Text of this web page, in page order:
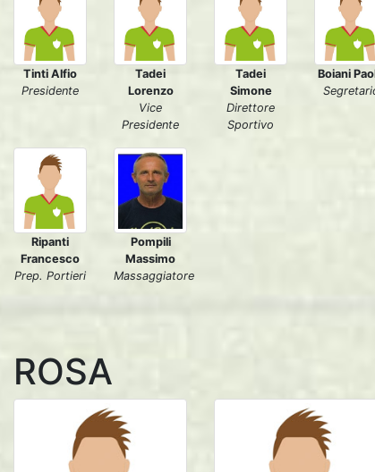
Tinti Alfio
Presidente
Tadei
Lorenzo
Vice
Presidente
Tadei
Simone
Direttore
Sportivo
Boiani
Ripanti
Francesco
Prep. Portieri
Pompili
Massimo
Massaggiatore
ROSA